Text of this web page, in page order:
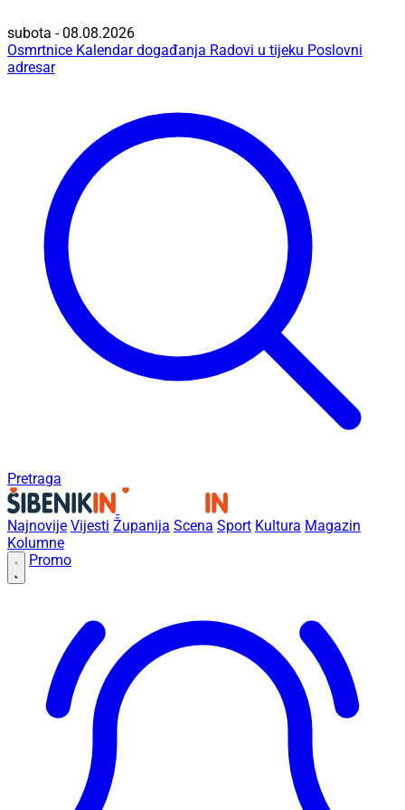
subota - 08.08.2026
Osmrtnice Kalendar događanja Radovi u tijeku Poslovni
adresar
Pretraga
Najnovije Vijesti Županija Scena Sport Kultura Magazin
Kolumne
Promo